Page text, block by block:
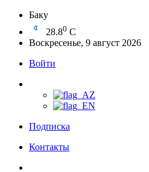
Баку
28.80 C
Воскресенье, 9 август 2026
Войти
Подписка
Контакты